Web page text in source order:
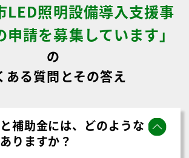
LED照明設備導入支援事
請を募集しています」
の
ある質問とその答え
補助金には、どのような
りますか？